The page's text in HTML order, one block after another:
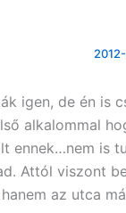
igen, de én is
alkalommal
ennek…nem is
Attól viszont
az utca